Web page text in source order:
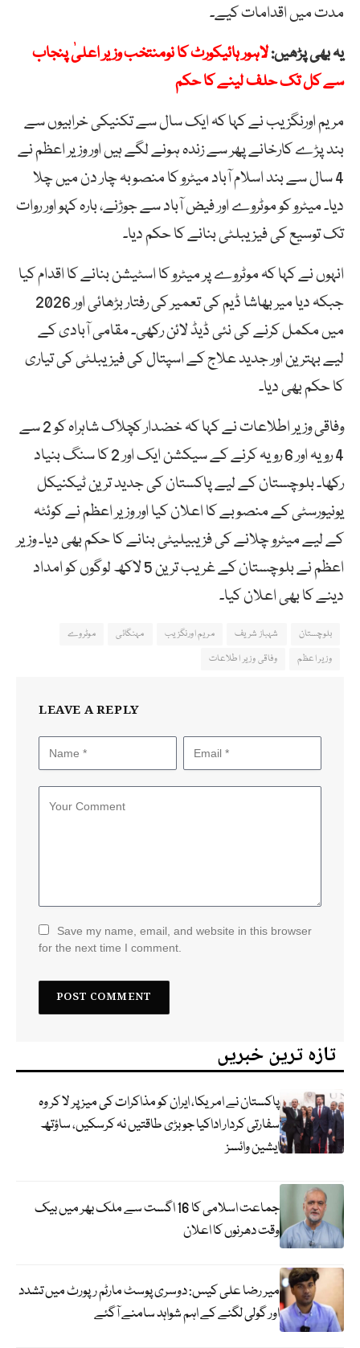
مدت میں اقدامات کیے۔
یہ بھی پڑھیں:لاہور ہائیکورٹ کا نومنتخب وزیر اعلیٰ پنجاب
سے کل تک حلف لینے کا حکم
مریم اورنگزیب نے کہا کہ ایک سال سے تکنیکی خرابیوں سے
بند پڑے کارخانے پھر سے زندہ ہونے لگے ہیں اور وزیر اعظم نے
4 سال سے بند اسلام آباد میٹرو کا منصوبہ چار دن میں چلا
دیا۔ میٹرو کو موٹروے اور فیض آباد سے جوڑنے، بارہ کہو اور روات
تک توسیع کی فیزیبلٹی بنانے کا حکم دیا۔
انہوں نے کہا کہ موٹروے پر میٹرو کا اسٹیشن بنانے کا اقدام کیا
جبکہ دیا میر بھاشا ڈیم کی تعمیر کی رفتار بڑھائی اور 2026
میں مکمل کرنے کی نئی ڈیڈ لائن رکھی۔ مقامی آبادی کے
لیے بہترین اور جدید علاج کے اسپتال کی فیزیبلٹی کی تیاری
کا حکم بھی دیا۔
وفاقی وزیر اطلاعات نے کہا کہ خضدار کچلاک شاہراہ کو 2 سے
4 رویہ اور 6 رویہ کرنے کے سیکشن ایک اور 2 کا سنگ بنیاد
رکھا۔ بلوچستان کے لیے پاکستان کی جدید ترین ٹیکنیکل
یونیورسٹی کے منصوبے کا اعلان کیا اور وزیر اعظم نے کوئٹہ
کے لیے میٹرو چلانے کی فزیبیلیٹی بنانے کا حکم بھی دیا۔ وزیر
اعظم نے بلوچستان کے غریب ترین 5 لاکھ لوگوں کو امداد
دینے کا بھی اعلان کیا۔
بلوچستان شہباز شریف مریم اورنگزیب مہنگائی
موٹروے
وزیر اعظم
وفاقی وزیر اطلاعات
LEAVE A REPLY
Save my name, email, and website in this browser
for the next time I comment.
تازہ ترین خبریں
پاکستان نے امریکا، ایران کو مذاکرات کی میز پر لا کر وہ
سفارتی کردار اداکیا جو بڑی طاقتیں نہ کرسکیں، ساؤتھ
ایشین وائسز
جماعت اسلامی کا 16 اگست سے ملک بھر میں بیک
وقت دھرنوں کا اعلان
میر رضا علی کیس: دوسری پوسٹ مارٹم رپورٹ میں تشدد
اور گولی لگنے کے اہم شواہد سامنے آگئے